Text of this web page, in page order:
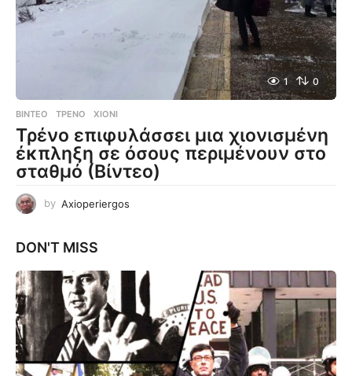
1 0
ΒΊΝΤΕΟ ΤΡΈΝΟ ,ΧΙΌΝΙ
Τρένο επιφυλάσσει μια χιονισμένη
έκπληξη σε όσους περιμένουν στο
σταθμό (Βίντεο)
by Axioperiergos
DON'T MISS